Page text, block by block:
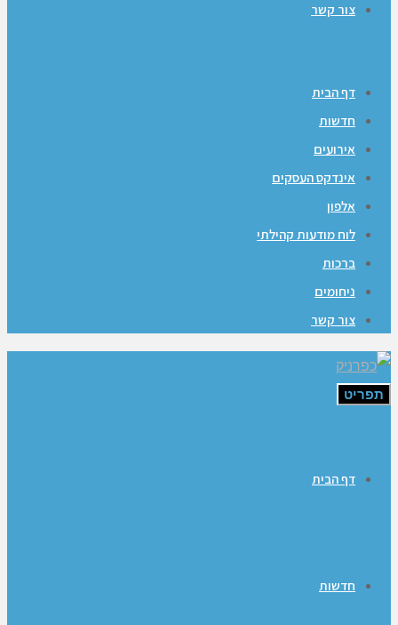
צור קשר
דף הבית
חדשות
אירועים
אינדקס העסקים
אלפון
לוח מודעות קהילתי
ברכות
ניחומים
צור קשר
תפריט
דף הבית
חדשות